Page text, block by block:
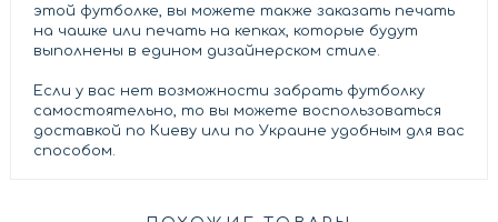
этой футболке, вы можете также заказать печать
на чашке или печать на кепках, которые будут
выполнены в едином дизайнерском стиле.
Если у вас нет возможности забрать футболку
самостоятельно, то вы можете воспользоваться
доставкой по Киеву или по Украине удобным для вас
способом.